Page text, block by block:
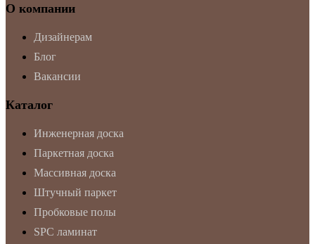
О компании
Дизайнерам
Блог
Вакансии
Каталог
Инженерная доска
Паркетная доска
Массивная доска
Штучный паркет
Пробковые полы
SPC ламинат